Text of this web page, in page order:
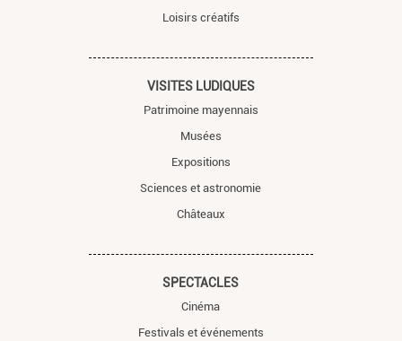
Loisirs créatifs
VISITES LUDIQUES
Patrimoine mayennais
Musées
Expositions
Sciences et astronomie
Châteaux
SPECTACLES
Cinéma
Festivals et événements